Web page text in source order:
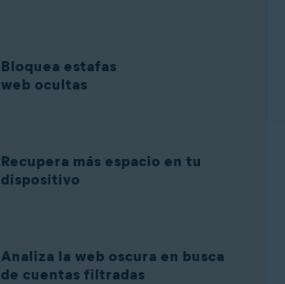
Bloquea estafas
web ocultas
Recupera más espacio en tu
dispositivo
Analiza la web oscura en busca
de cuentas filtradas